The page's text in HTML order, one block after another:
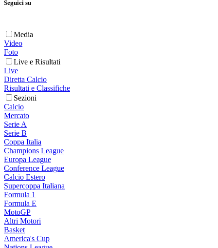
Seguici su
Media
Video
Foto
Live e Risultati
Live
Diretta Calcio
Risultati e Classifiche
Sezioni
Calcio
Mercato
Serie A
Serie B
Coppa Italia
Champions League
Europa League
Conference League
Calcio Estero
Supercoppa Italiana
Formula 1
Formula E
MotoGP
Altri Motori
Basket
America's Cup